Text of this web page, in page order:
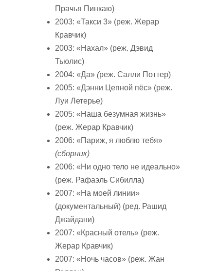
Прачья Пинкаю)
2003: «Такси 3» (реж. Жерар
Кравчик)
2003: «Нахал» (реж. Дэвид
Тьюлис)
2004: «Да» (реж. Салли Поттер)
2005: «Дэнни Цепной пёс» (реж.
Луи Летерье)
2005: «Наша безумная жизнь»
(реж. Жерар Кравчик)
2006: «Париж, я люблю тебя»
(сборник)
2006: «Ни одно тело не идеально»
(реж. Рафаэль Сибилла)
2007: «На моей линии»
(документальный) (ред. Рашид
Джайдани)
2007: «Красный отель» (реж.
Жерар Кравчик)
2007: «Ночь часов» (реж. Жан